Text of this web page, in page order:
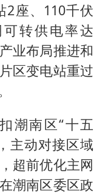
2座、110千伏
转供电率达
业布局推进和
区变电站重过
潮南区“十五
主动对接区域
超前优化主网
潮南区委区政